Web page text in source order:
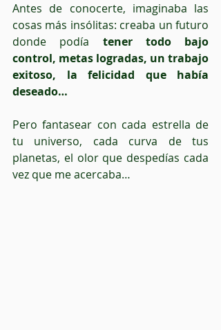
Antes de conocerte, imaginaba las
cosas más insólitas: creaba un futuro
donde podía tener todo bajo
control, metas logradas, un trabajo
exitoso, la felicidad que había
deseado…
Pero fantasear con cada estrella de
tu universo, cada curva de tus
planetas, el olor que despedías cada
vez que me acercaba…